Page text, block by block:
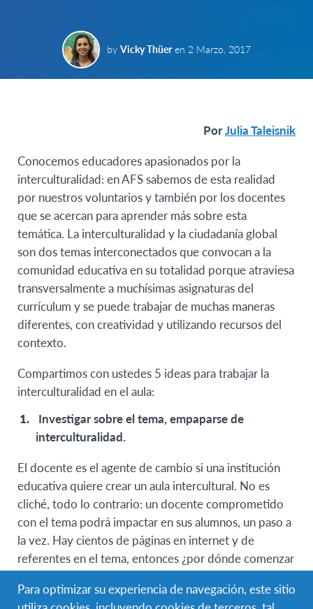
by Vicky Thüer en 2 Marzo, 2017
PorJulia Taleisnik
Conocemos educadores apasionados por la
interculturalidad: en AFS sabemos de esta realidad
por nuestros voluntarios y también por los docentes
que se acercan para aprender más sobre esta
temática. La interculturalidad y la ciudadanía global
son dos temas interconectados que convocan a la
comunidad educativa en su totalidad porque atraviesa
transversalmente a muchísimas asignaturas del
currículum y se puede trabajar de muchas maneras
diferentes, con creatividad y utilizando recursos del
contexto.
Compartimos con ustedes 5 ideas para trabajar la
interculturalidad en el aula:
Investigar sobre el tema, empaparse de
interculturalidad.
El docente es el agente de cambio si una institución
educativa quiere crear un aula intercultural. No es
cliché, todo lo contrario: un docente comprometido
con el tema podrá impactar en sus alumnos, un paso a
la vez. Hay cientos de páginas en internet y de
referentes en el tema, entonces ¿por dónde comenzar
a investigar? Como uno de sus objetivos, la UNESCO
cuenta con recursos para docentes muy interesantes,
Para optimizar su experiencia de navegación, este sitio